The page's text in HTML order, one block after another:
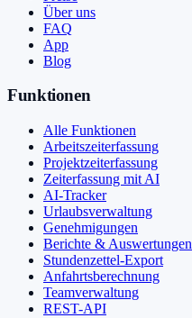
Über uns
FAQ
App
Blog
Funktionen
Alle Funktionen
Arbeitszeiterfassung
Projektzeiterfassung
Zeiterfassung mit AI
AI-Tracker
Urlaubsverwaltung
Genehmigungen
Berichte & Auswertungen
Stundenzettel-Export
Anfahrtsberechnung
Teamverwaltung
REST-API